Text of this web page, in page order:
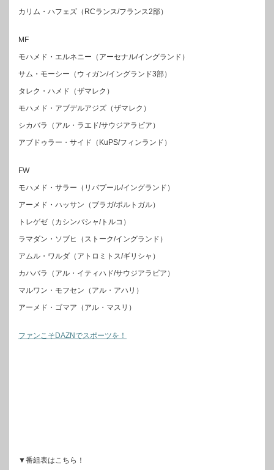
カリム・ハフェズ（RCランス/フランス2部）
MF
モハメド・エルネニー（アーセナル/イングランド）
サム・モーシー（ウィガン/イングランド3部）
タレク・ハメド（ザマレク）
モハメド・アブデルアジズ（ザマレク）
シカバラ（アル・ラエド/サウジアラビア）
アブドゥラー・サイド（KuPS/フィンランド）
FW
モハメド・サラー（リバプール/イングランド）
アーメド・ハッサン（ブラガ/ポルトガル）
トレゲゼ（カシンパシャ/トルコ）
ラマダン・ソブヒ（ストーク/イングランド）
アムル・ワルダ（アトロミトス/ギリシャ）
カハバラ（アル・イティハド/サウジアラビア）
マルワン・モフセン（アル・アハリ）
アーメド・ゴマア（アル・マスリ）
ファンこそDAZNでスポーツを！
▼番組表はこちら！